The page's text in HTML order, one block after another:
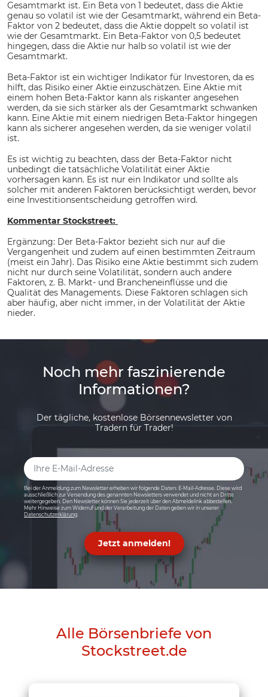
Gesamtmarkt ist. Ein Beta von 1 bedeutet, dass die Aktie
genau so volatil ist wie der Gesamtmarkt, während ein Beta-
Faktor von 2 bedeutet, dass die Aktie doppelt so volatil ist
wie der Gesamtmarkt. Ein Beta-Faktor von 0,5 bedeutet
hingegen, dass die Aktie nur halb so volatil ist wie der
Gesamtmarkt.
Beta-Faktor ist ein wichtiger Indikator für Investoren, da es
hilft, das Risiko einer Aktie einzuschätzen. Eine Aktie mit
einem hohen Beta-Faktor kann als riskanter angesehen
werden, da sie sich stärker als der Gesamtmarkt schwanken
kann. Eine Aktie mit einem niedrigen Beta-Faktor hingegen
kann als sicherer angesehen werden, da sie weniger volatil
ist.
Es ist wichtig zu beachten, dass der Beta-Faktor nicht
unbedingt die tatsächliche Volatilität einer Aktie
vorhersagen kann. Es ist nur ein Indikator und sollte als
solcher mit anderen Faktoren berücksichtigt werden, bevor
eine Investitionsentscheidung getroffen wird.
Kommentar Stockstreet:
Ergänzung: Der Beta-Faktor bezieht sich nur auf die
Vergangenheit und zudem auf einen bestimmten Zeitraum
(meist ein Jahr). Das Risiko eine Aktie bestimmt sich zudem
nicht nur durch seine Volatilität, sondern auch andere
Faktoren, z. B. Markt- und Brancheneinflüsse und die
Qualität des Managements. Diese Faktoren schlagen sich
aber häufig, aber nicht immer, in der Volatilität der Aktie
nieder.
Noch mehr faszinierende
Informationen?
Der tägliche, kostenlose Börsennewsletter von
Tradern für Trader!
Bei der Anmeldung zum Newsletter erheben wir folgende Daten: E-Mail-Adresse. Diese wird
ausschließlich zur Versendung des genannten Newsletters verwendet und nicht an Dritte
weitergegeben. Den Newsletter können Sie jederzeit über den Abmeldelink abbestellen.
Mehr Hinweise zum Widerruf und der Verarbeitung der Daten geben wir in unserer
Datenschutzerklärung.
Jetzt anmelden!
Alle Börsenbriefe von
Stockstreet.de